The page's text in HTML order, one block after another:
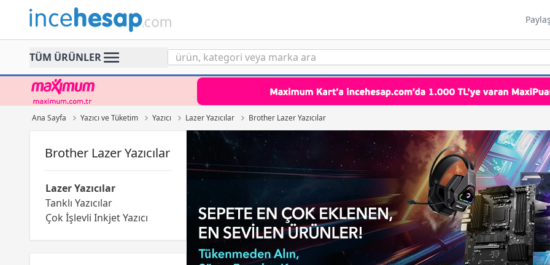
Incehesap
TÜM ÜRÜNLER
Ana Sayfa Yazıcı ve Tüketim Yazıcı Lazer Yazıcılar Brother Lazer Yazıcılar
Brother Lazer Yazıcılar
Lazer Yazıcılar
Tanklı Yazıcılar
Çok İşlevli Inkjet Yazıcı